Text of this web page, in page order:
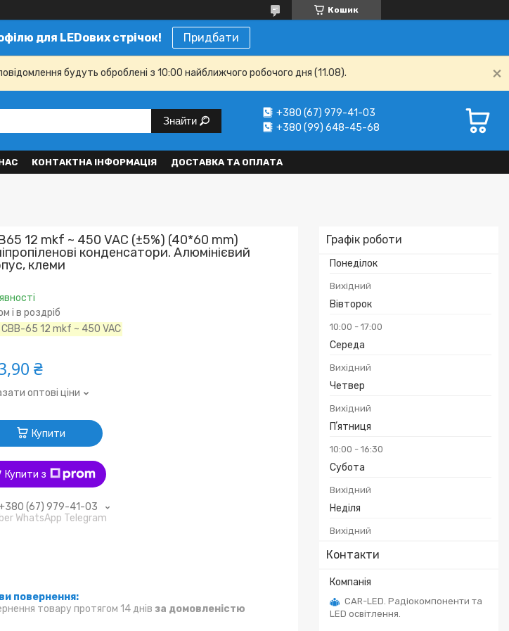
Кошик
для LEDових стрічок! Придбати
будуть оброблені з 10:00 найближчого робочого дня (11.08).
Знайти
+380 (67) 979-41-03
+380 (99) 648-45-68
КОНТАКТНА ІНФОРМАЦІЯ ДОСТАВКА ТА ОПЛАТА
Графік роботи
Понеділок
Вихідний
Вівторок
10:00 17:00
Середа
Вихідний
Четвер
Вихідний
Пʼятниця
10:00 16:30
Субота
Вихідний
Неділя
Вихідний
Контакти
CAR-LED. Радіокомпоненти та
LED освітлення.
12 mkf ~ 450 VAC (±5%) (40*60 mm)
конденсатори. Алюмінієвий
клеми
і в роздріб
CBB-65 12 mkf ~ 450 VAC
₴
оптові ціни
Купити
Купити з
(67) 979-41-03
WhatsApp Telegram
товару протягом 14 днів за домовленістю